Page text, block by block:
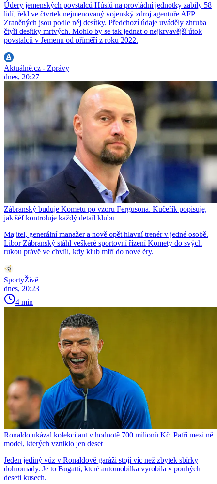
Údery jemenských povstalců Húsíů na provládní jednotky zabily 58
lidí, řekl ve čtvrtek nejmenovaný vojenský zdroj agentuře AFP.
Zraněných jsou podle něj desítky. Předchozí údaje uváděly zhruba
čtyři desítky mrtvých. Mohlo by se tak jednat o nejkrvavější útok
povstalců v Jemenu od příměří z roku 2022.
Aktuálně.cz - Zprávy
dnes, 20:27
Zábranský buduje Kometu po vzoru Fergusona. Kučeřík popisuje,
jak šéf kontroluje každý detail klubu
Majitel, generální manažer a nově opět hlavní trenér v jedné osobě.
Libor Zábranský stáhl veškeré sportovní řízení Komety do svých
rukou právě ve chvíli, kdy klub míří do nové éry.
SportyŽivě
dnes, 20:23
4 min
Ronaldo ukázal kolekci aut v hodnotě 700 milionů Kč. Patří mezi ně
model, kterých vzniklo jen deset
Jeden jediný vůz v Ronaldově garáži stojí víc než zbytek sbírky
dohromady. Je to Bugatti, které automobilka vyrobila v pouhých
deseti kusech.